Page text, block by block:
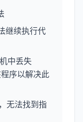
继续执行代
中丢失
序以解决此
无法找到指